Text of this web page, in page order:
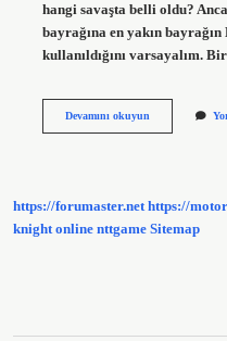
hangi savaşta belli oldu?
bayrağına en yakın
kullanıldığını varsayalım.
Devamını okuyunTürk
Rengini
https://forumaster.net https://
knight online nttgame Sitemap